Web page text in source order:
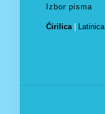
Izbor pisma
Ćirilica| Latinica